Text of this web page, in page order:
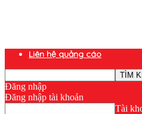
Liên hệ quảng cáo
Đăng nhập
Đăng nhập tài khoản
Tài